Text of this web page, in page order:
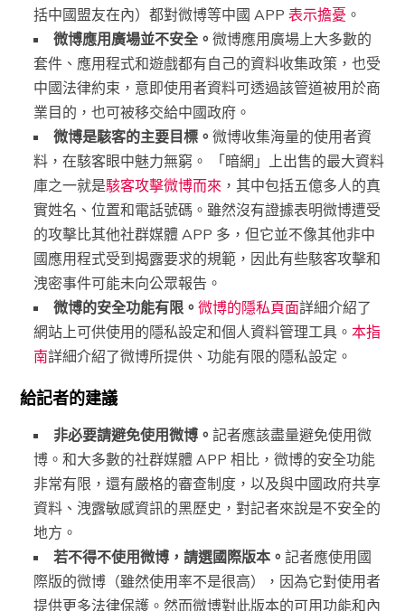
括中國盟友在內）都對微博等中國 APP表示擔憂 。
微博應用廣場並不安全。微博應用廣場上大多數的
套件、應用程式和遊戲都有自己的資料收集政策，也受
中國法律約束，意即使用者資料可透過該管道被用於商
業目的，也可被移交給中國政府。
微博是駭客的主要目標。微博收集海量的使用者資
料，在駭客眼中魅力無窮。 「暗網」上出售的最大資料
庫之一就是駭客攻擊微博而來 ，其中包括五億多人的真
實姓名、位置和電話號碼。雖然沒有證據表明微博遭受
的攻擊比其他社群媒體 APP 多，但它並不像其他非中
國應用程式受到揭露要求的規範，因此有些駭客攻擊和
洩密事件可能未向公眾報告。
微博的安全功能有限。微博的隱私頁面詳細介紹了
網站上可供使用的隱私設定和個人資料管理工具。本指
南詳細介紹了微博所提供、功能有限的隱私設定。
給記者的建議
非必要請避免使用微博。記者應該盡量避免使用微
博。和大多數的社群媒體 APP 相比，微博的安全功能
非常有限，還有嚴格的審查制度，以及與中國政府共享
資料、洩露敏感資訊的黑歷史，對記者來說是不安全的
地方。
若不得不使用微博，請選國際版本。記者應使用國
際版的微博（雖然使用率不是很高），因為它對使用者
提供更多法律保護。然而微博對此版本的可用功能和內